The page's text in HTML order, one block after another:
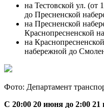
на Тестовской ул. (от
до Пресненской
на Пресненской
Краснопресненской
на
набережной до
Фото: Департамент
С 20:00 20 июня до 2:00